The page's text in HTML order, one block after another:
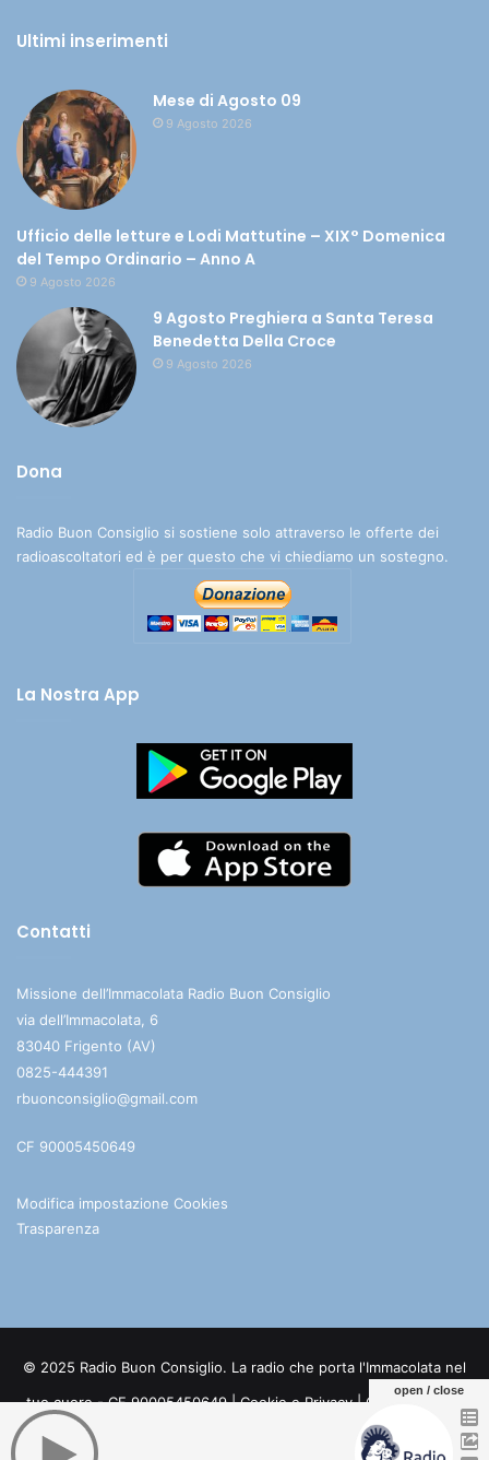
Ultimi inserimenti
Mese di Agosto 09
9 Agosto 2026
Ufficio delle letture e Lodi Mattutine – XIX° Domenica
del Tempo Ordinario – Anno A
9 Agosto 2026
9 Agosto Preghiera a Santa Teresa
Benedetta Della Croce
9 Agosto 2026
Dona
Radio Buon Consiglio si sostiene solo attraverso le offerte dei
radioascoltatori ed è per questo che vi chiediamo un sostegno.
La Nostra App
Contatti
Missione dell’Immacolata Radio Buon Consiglio
via dell’Immacolata, 6
83040 Frigento (AV)
0825-444391
rbuonconsiglio@gmail.com
CF 90005450649
Modifica impostazione Cookies
Trasparenza
© 2025 Radio Buon Consiglio. La radio che porta l'Immacolata nel
tuo cuore - CF 90005450649 |Cookie e Privacy| Credits:
open / close